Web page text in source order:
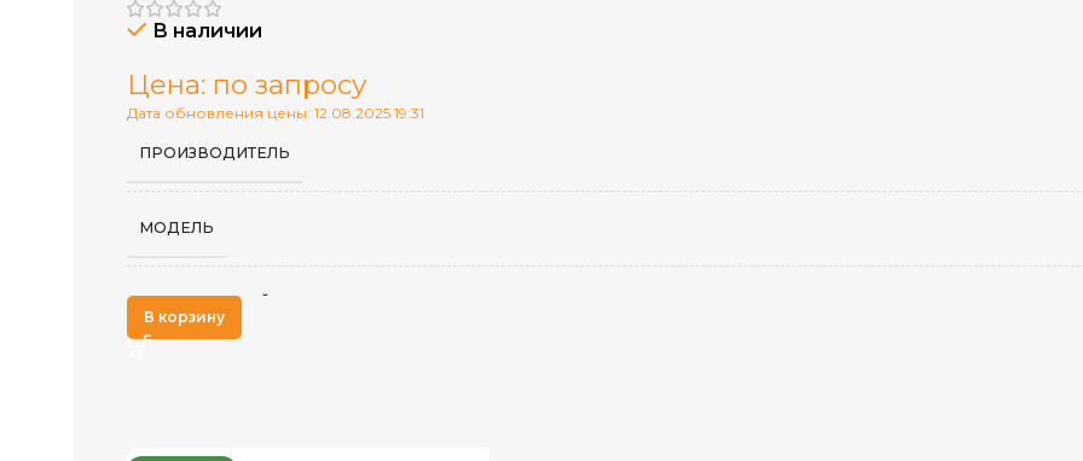
В наличии
Цена: по запросу
Дата обновления цены: 12.08.2025 19:31
ПРОИЗВОДИТЕЛЬ
МОДЕЛЬ
АЛГОРИТМ МАЙНИНГА
В корзину